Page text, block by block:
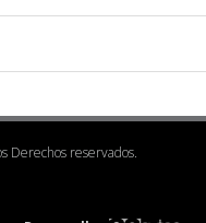
Derechos reservados.